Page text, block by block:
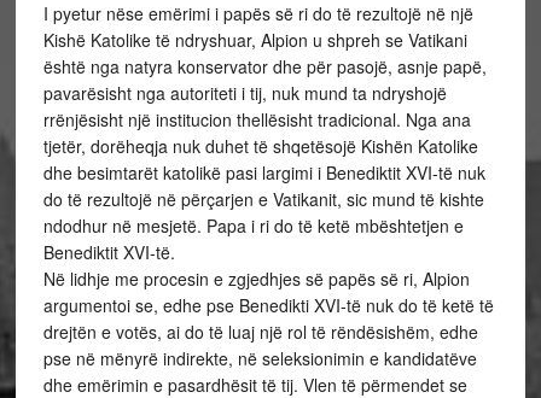
I pyetur nëse emërimi i papës së ri do të rezultojë në një
Kishë Katolike të ndryshuar, Alpion u shpreh se Vatikani
është nga natyra konservator dhe për pasojë, asnje papë,
pavarësisht nga autoriteti i tij, nuk mund ta ndryshojë
rrënjësisht një institucion thellësisht tradicional. Nga ana
tjetër, dorëheqja nuk duhet të shqetësojë Kishën Katolike
dhe besimtarët katolikë pasi largimi i Benediktit XVI-të nuk
do të rezultojë në përçarjen e Vatikanit, sic mund të kishte
ndodhur në mesjetë. Papa i ri do të ketë mbështetjen e
Benediktit XVI-të.
Në lidhje me procesin e zgjedhjes së papës së ri, Alpion
argumentoi se, edhe pse Benedikti XVI-të nuk do të ketë të
drejtën e votës, ai do të luaj një rol të rëndësishëm, edhe
pse në mënyrë indirekte, në seleksionimin e kandidatëve
dhe emërimin e pasardhësit të tij. Vlen të përmendet se